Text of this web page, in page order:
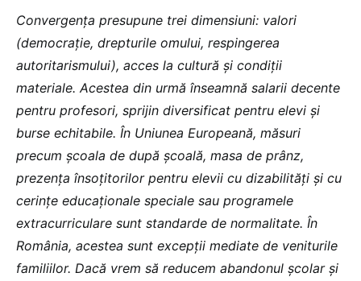
Convergența presupune trei dimensiuni: valori
(democrație, drepturile omului, respingerea
autoritarismului), acces la cultură și condiții
materiale. Acestea din urmă înseamnă salarii decente
pentru profesori, sprijin diversificat pentru elevi și
burse echitabile. În Uniunea Europeană, măsuri
precum școala de după școală, masa de prânz,
prezența însoțitorilor pentru elevii cu dizabilități și cu
cerințe educaționale speciale sau programele
extracurriculare sunt standarde de normalitate. În
România, acestea sunt excepții mediate de veniturile
familiilor. Dacă vrem să reducem abandonul școlar și